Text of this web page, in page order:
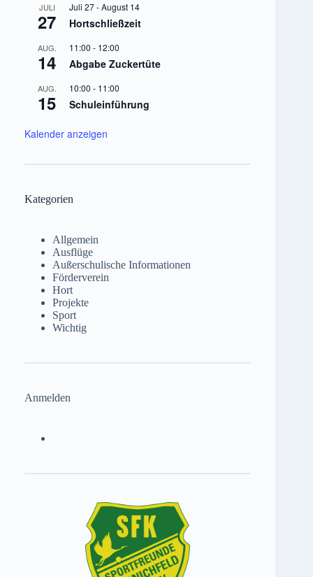
JULI
27
Juli 27-August 14
Hortschließzeit
AUG.
14
11:00 - 12:00
Abgabe Zuckertüte
AUG.
15
10:00 - 11:00
Schuleinführung
Kalender anzeigen
Kategorien
Allgemein
Ausflüge
Außerschulische Informationen
Förderverein
Hort
Projekte
Sport
Wichtig
Anmelden